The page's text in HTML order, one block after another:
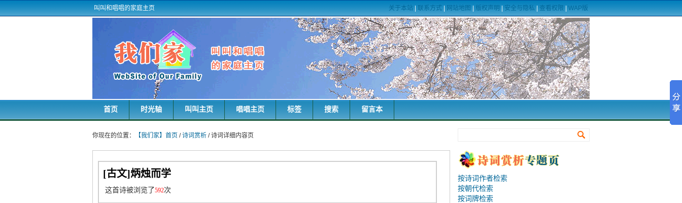
关于本站 联系方式 网站地图 版权声明 安全与隐私 查看权限 WAP版
叫叫和唱唱的家庭主页
首页 时光轴 叫叫主页 唱唱主页 标签 搜索 留言本
你现在的位置： 【我们家】首页 /诗词赏析 / 诗词详细内容页
[古文]炳烛而学
这首诗被浏览了592次
按诗词作者检索
按朝代检索
按词牌检索